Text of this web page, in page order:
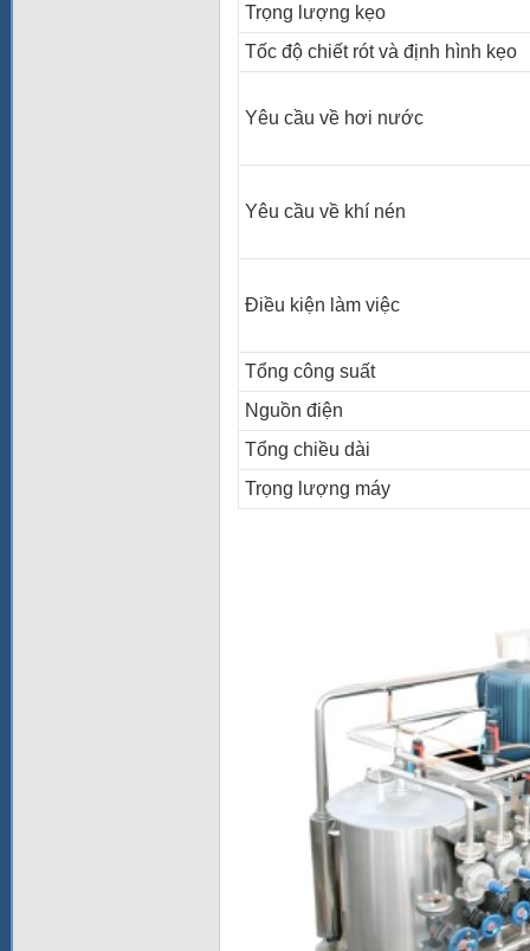
Trọng lượng kẹo
Tốc độ chiết rót và định hình kẹo
Yêu cầu về hơi nước
Yêu cầu về khí nén
Điều kiện làm việc
Tổng công suất
Nguồn điện
Tổng chiều dài
Trọng lượng máy